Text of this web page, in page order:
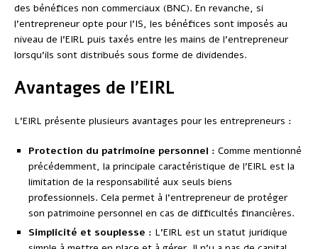
des bénéfices non commerciaux (BNC). En revanche, si
l’entrepreneur opte pour l’IS, les bénéfices sont imposés au
niveau de l’EIRL puis taxés entre les mains de l’entrepreneur
lorsqu’ils sont distribués sous forme de dividendes.
Avantages de l’EIRL
L’EIRL présente plusieurs avantages pour les entrepreneurs :
Protection du patrimoine personnel : Comme mentionné
précédemment, la principale caractéristique de l’EIRL est la
limitation de la responsabilité aux seuls biens
professionnels. Cela permet à l’entrepreneur de protéger
son patrimoine personnel en cas de difficultés financières.
Simplicité et souplesse : L’EIRL est un statut juridique